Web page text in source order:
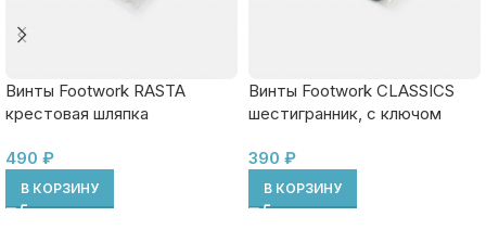
Винты Footwork RASTA
крестовая шляпка
490 ₽
В КОРЗИНУ
Винты Footwork CLASSICS
шестигранник, с ключом
390 ₽
В КОРЗИНУ